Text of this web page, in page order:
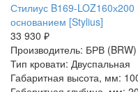
Стилиус B169-LOZ160х200
основанием [Stylius]
33 930 ₽
Производитель: БРВ (BRW)
Тип кровати: Двуспальная
Габаритная высота, мм: